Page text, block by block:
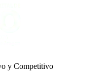
y Competitivo